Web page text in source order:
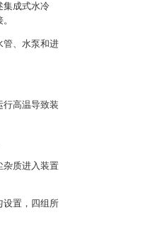
集成式水冷
管、水泵和进
行高温导致装
杂质进入装置
设置，四组所